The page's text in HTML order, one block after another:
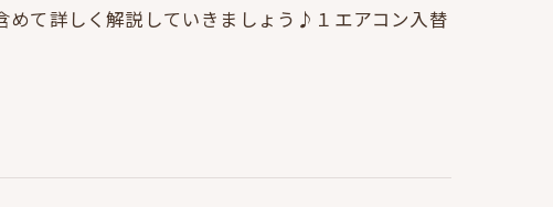
めて詳しく解説していきましょう♪１エアコン入替